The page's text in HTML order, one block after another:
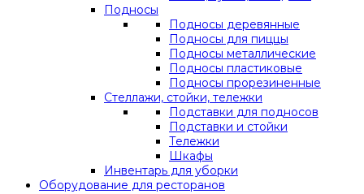
Подносы
Подносы деревянные
Подносы для пиццы
Подносы металлические
Подносы пластиковые
Подносы прорезиненные
Стеллажи, стойки, тележки
Подставки для подносов
Подставки и стойки
Тележки
Шкафы
Инвентарь для уборки
Оборудование для ресторанов